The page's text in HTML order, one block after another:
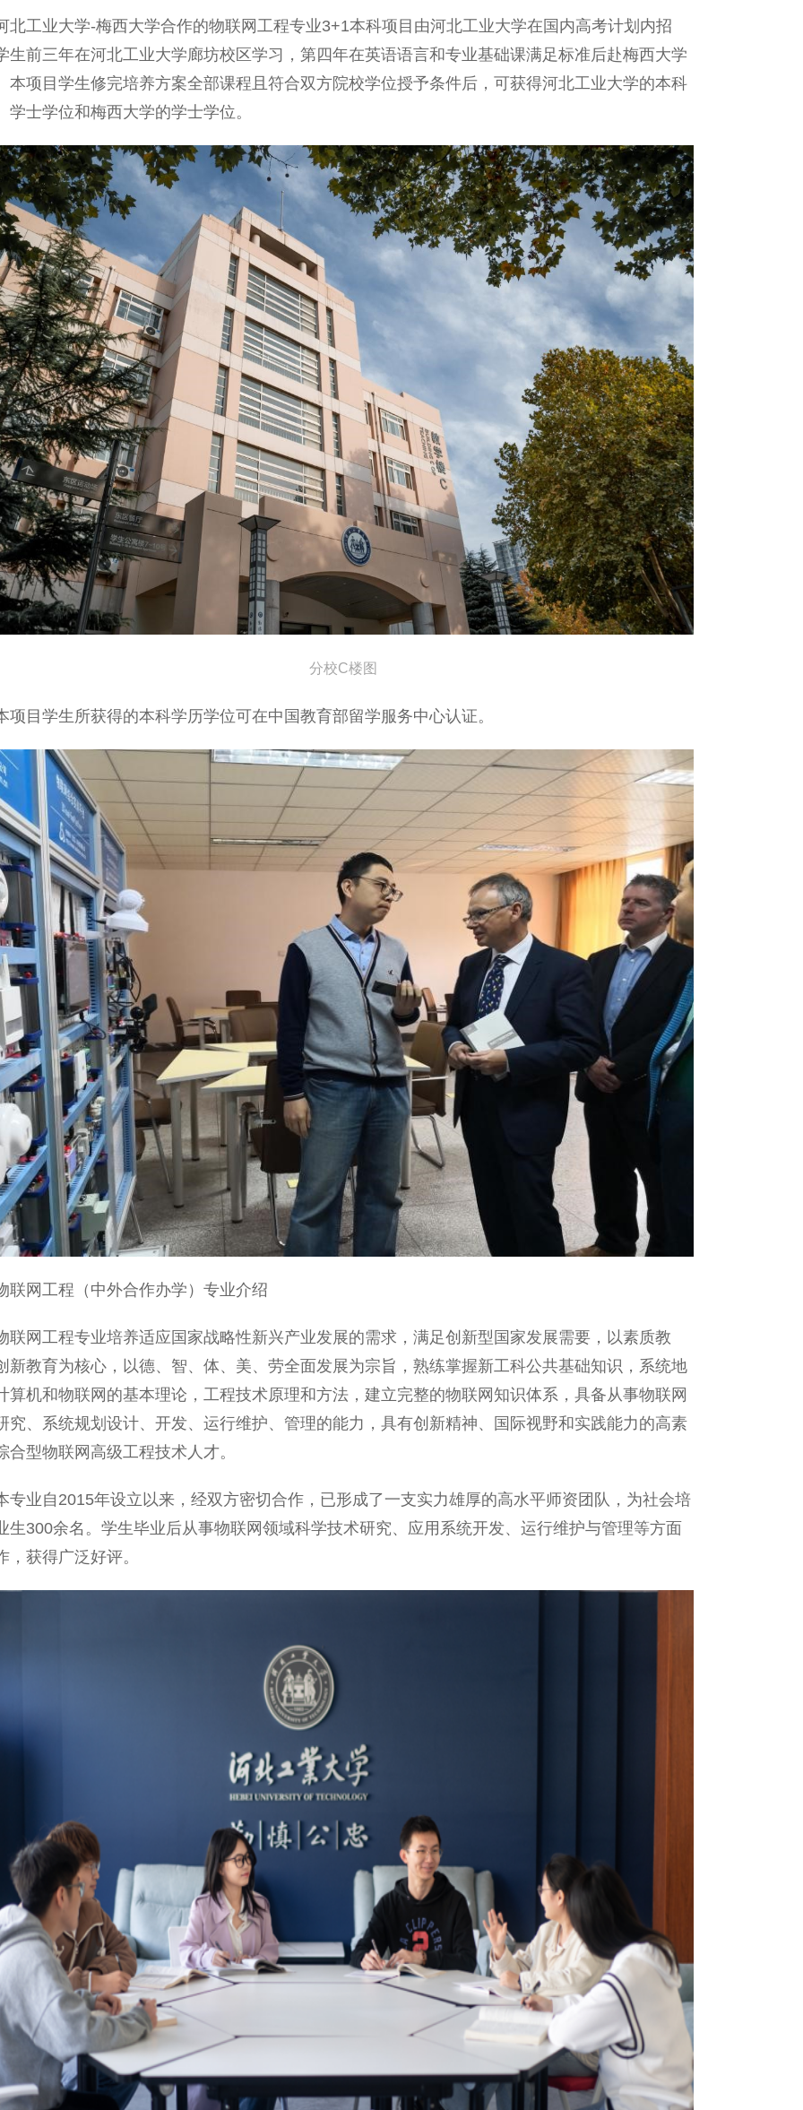
北工业大学-梅西大学合作的物联网工程专业3+1本科项目由河北工业大学在国内高考计划内招
生前三年在河北工业大学廊坊校区学习，第四年在英语语言和专业基础课满足标准后赴梅西大学
本项目学生修完培养方案全部课程且符合双方院校学位授予条件后，可获得河北工业大学的本科
学士学位和梅西大学的学士学位。
分校C楼图
项目学生所获得的本科学历学位可在中国教育部留学服务中心认证。
联网工程（中外合作办学）专业介绍
联网工程专业培养适应国家战略性新兴产业发展的需求，满足创新型国家发展需要，以素质教
新教育为核心，以德、智、体、美、劳全面发展为宗旨，熟练掌握新工科公共基础知识，系统地
算机和物联网的基本理论，工程技术原理和方法，建立完整的物联网知识体系，具备从事物联网
究、系统规划设计、开发、运行维护、管理的能力，具有创新精神、国际视野和实践能力的高素
合型物联网高级工程技术人才。
专业自2015年设立以来，经双方密切合作，已形成了一支实力雄厚的高水平师资团队，为社会培
生300余名。学生毕业后从事物联网领域科学技术研究、应用系统开发、运行维护与管理等方面
，获得广泛好评。